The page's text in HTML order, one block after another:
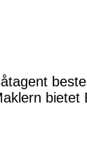
bietet